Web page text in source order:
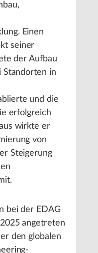
Einen
seiner
der Aufbau
Standorten in
und die
erfolgreich
wirkte er
von
Steigerung
bei der EDAG
angetreten
den globalen